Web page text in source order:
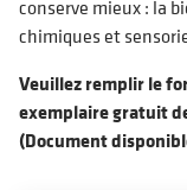
conserve mieux : la
chimiques et
Veuillez remplir le
exemplaire gratuit
(Document